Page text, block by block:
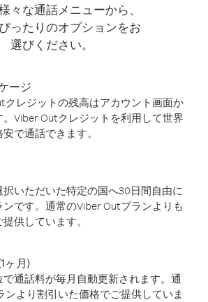
々な通話メニューから、
ったりのオプションをお
選びください。
ージ
クレジットの残高はアカウント画面か
。Viber Outクレジットを利用して世界
で通話できます。
いただいた特定の国へ30日間自由に
です。通常のViber Outプランよりも
供しています。
ヶ月)
通話料が毎月自動更新されます。通
ンより割引いた価格でご提供していま